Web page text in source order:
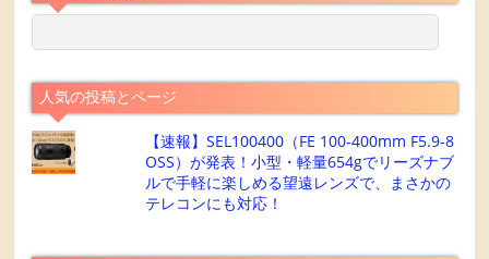
人気の投稿とページ
【速報】SEL100400（FE 100-400mm F5.9-8
OSS）が発表！小型・軽量654gでリーズナブ
ルで手軽に楽しめる望遠レンズで、まさかの
テレコンにも対応！